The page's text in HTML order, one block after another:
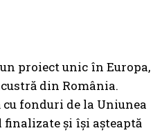
proiect unic în Europa,
din România.
fonduri de la Uniunea
finalizate şi îşi așteaptă